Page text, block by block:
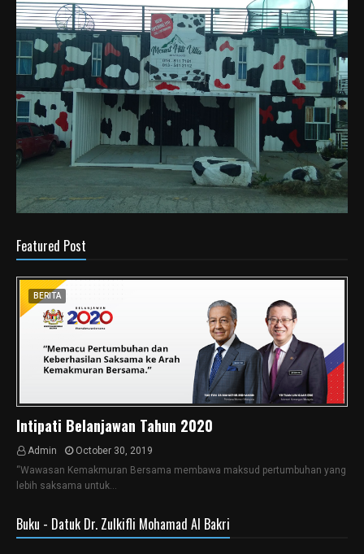
Featured Post
BERITA
Intipati Belanjawan Tahun 2020
Admin
October 30, 2019
“Wawasan Kemakmuran Bersama membawa maksud pertumbuhan yang
lebih saksama untuk…
Buku - Datuk Dr. Zulkifli Mohamad Al Bakri